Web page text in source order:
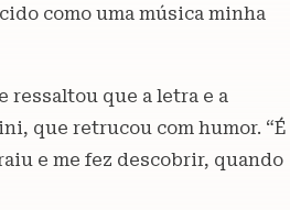
como uma música minha
ressaltou que a letra e a
que retrucou com humor. “É
e me fez descobrir, quando